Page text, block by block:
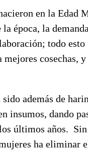
en la Edad
época, la
todo
cosechas,
además de
insumos, dando
últimos años.
ha eliminar